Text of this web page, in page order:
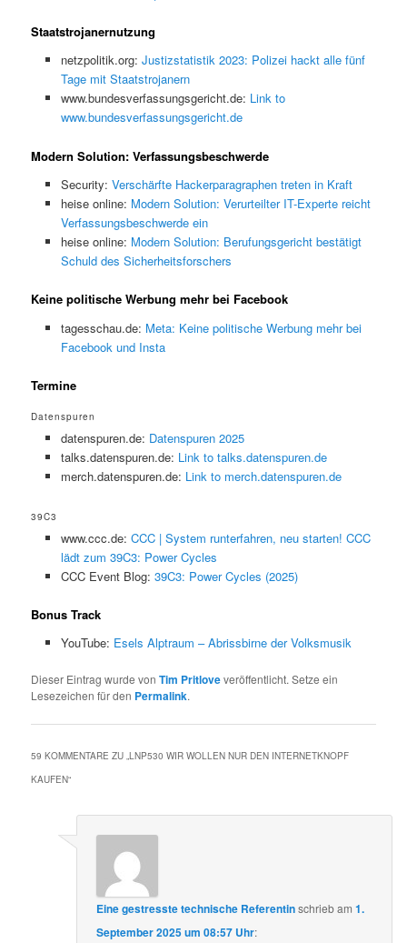
Staatstrojanernutzung
netzpolitik.org: Justizstatistik 2023: Polizei hackt alle fünf
Tage mit Staatstrojanern
www.bundesverfassungsgericht.de: Link to
www.bundesverfassungsgericht.de
Modern Solution: Verfassungsbeschwerde
Security: Verschärfte Hackerparagraphen treten in Kraft
heise online: Modern Solution: Verurteilter IT-Experte reicht
Verfassungsbeschwerde ein
heise online: Modern Solution: Berufungsgericht bestätigt
Schuld des Sicherheitsforschers
Keine politische Werbung mehr bei Facebook
tagesschau.de: Meta: Keine politische Werbung mehr bei
Facebook und Insta
Termine
Datenspuren
datenspuren.de: Datenspuren 2025
talks.datenspuren.de: Link to talks.datenspuren.de
merch.datenspuren.de: Link to merch.datenspuren.de
39C3
www.ccc.de: CCC | System runterfahren, neu starten! CCC
lädt zum 39C3: Power Cycles
CCC Event Blog: 39C3: Power Cycles (2025)
Bonus Track
YouTube: Esels Alptraum – Abrissbirne der Volksmusik
Dieser Eintrag wurde vonTim Pritloveveröffentlicht. Setze ein
Lesezeichen für den Permalink.
59 KOMMENTARE ZU „LNP530 WIR WOLLEN NUR DEN INTERNETKNOPF
KAUFEN“
Eine gestresste technische Referentinschriebam1.
September 2025 um 08:57 Uhr: